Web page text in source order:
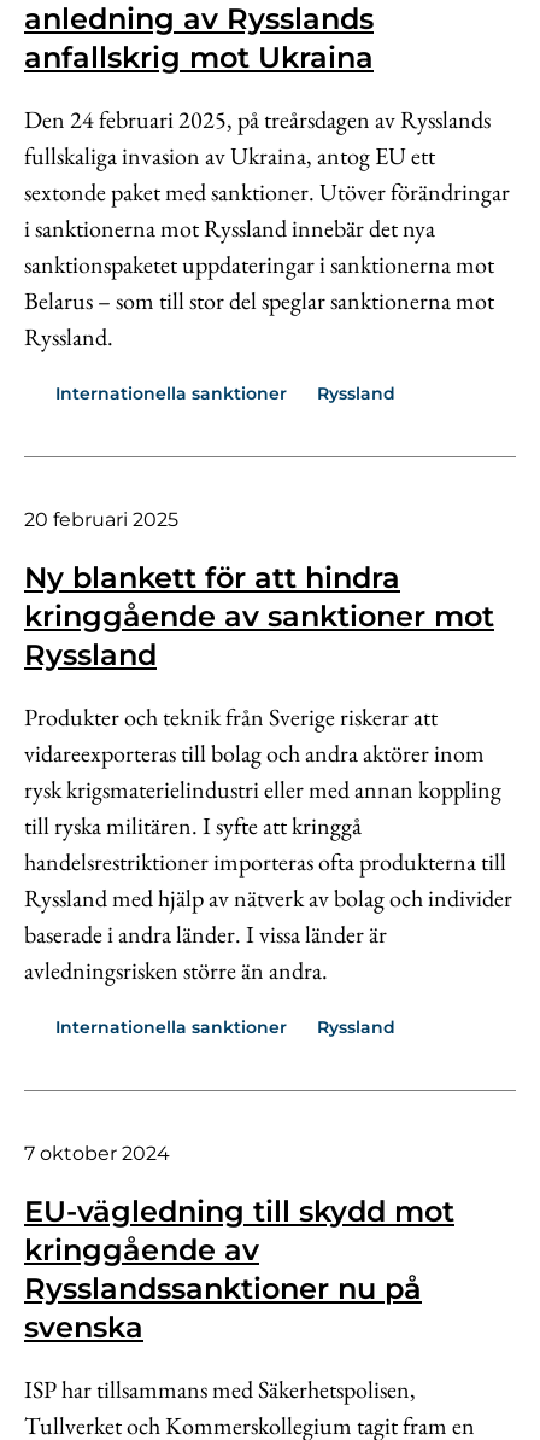
anledning av Rysslands
anfallskrig mot Ukraina
Den 24 februari 2025, på treårsdagen av Rysslands
fullskaliga invasion av Ukraina, antog EU ett
sextonde paket med sanktioner. Utöver förändringar
i sanktionerna mot Ryssland innebär det nya
sanktionspaketet uppdateringar i sanktionerna mot
Belarus – som till stor del speglar sanktionerna mot
Ryssland.
Internationella sanktioner Ryssland
20 februari 2025
Ny blankett för att hindra
kringgående av sanktioner mot
Ryssland
Produkter och teknik från Sverige riskerar att
vidareexporteras till bolag och andra aktörer inom
rysk krigsmaterielindustri eller med annan koppling
till ryska militären. I syfte att kringgå
handelsrestriktioner importeras ofta produkterna till
Ryssland med hjälp av nätverk av bolag och individer
baserade i andra länder. I vissa länder är
avledningsrisken större än andra.
Internationella sanktioner Ryssland
7 oktober 2024
EU-vägledning till skydd mot
kringgående av
Rysslandssanktioner nu på
svenska
ISP har tillsammans med Säkerhetspolisen,
Tullverket och Kommerskollegium tagit fram en